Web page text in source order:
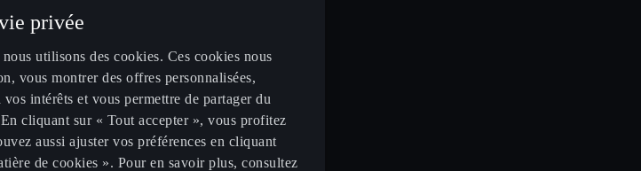
privée
utilisons des cookies. Ces cookies nous
vous montrer des offres personnalisées,
intérêts et vous permettre de partager du
cliquant sur « Tout accepter », vous profitez
aussi ajuster vos préférences en cliquant
de cookies ». Pour en savoir plus, consultez